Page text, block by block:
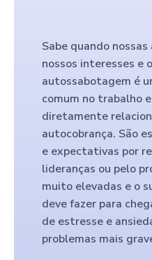
Sabe quando
nossos interesses e
autossabotagem é
comum no trabalho
diretamente
autocobrança. São
e expectativas por
lideranças ou pelo
muito elevadas e o
deve fazer para
de estresse e
problemas mais